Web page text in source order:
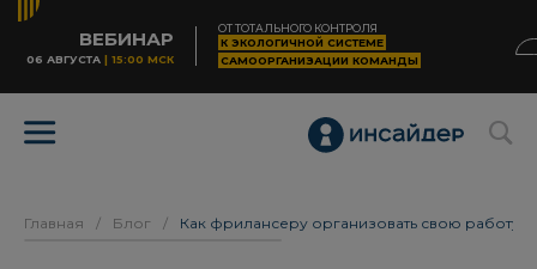
ВЕБИНАР
06 АВГУСТА | 15:00 МСК
ОТ ТОТАЛЬНОГО КОНТРОЛЯ
К ЭКОЛОГИЧНОЙ СИСТЕМЕ
САМООРГАНИЗАЦИИ КОМАНДЫ
Главная / Блог / Как фрилансеру организовать свою работу: